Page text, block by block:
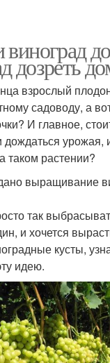
виноград
дозреть
взрослый
садоводу, а
И главное,
урожая,
таком растении?
выращивание
так
и хочется
кусты,
идею.